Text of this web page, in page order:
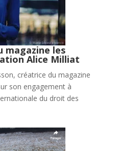
magazine les
Alice Milliat
créatrice du magazine
son engagement à
du droit des